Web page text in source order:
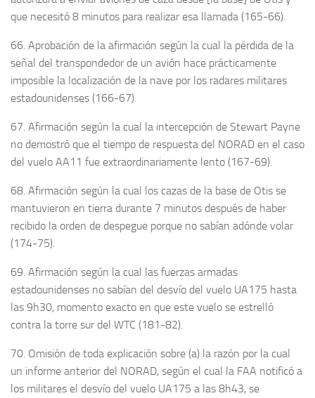
que necesitó 8 minutos para realizar esa llamada (165-66).
66. Aprobación de la afirmación según la cual la pérdida de la
señal del transpondedor de un avión hace prácticamente
imposible la localización de la nave por los radares militares
estadounidenses (166-67).
67. Afirmación según la cual la intercepción de Stewart Payne
no demostró que el tiempo de respuesta del NORAD en el caso
del vuelo AA11 fue extraordinariamente lento (167-69).
68. Afirmación según la cual los cazas de la base de Otis se
mantuvieron en tierra durante 7 minutos después de haber
recibido la orden de despegue porque no sabían adónde volar
(174-75).
69. Afirmación según la cual las fuerzas armadas
estadounidenses no sabían del desvío del vuelo UA175 hasta
las 9h30, momento exacto en que este vuelo se estrelló
contra la torre sur del WTC (181-82).
70. Omisión de toda explicación sobre (a) la razón por la cual
un informe anterior del NORAD, según el cual la FAA notificó a
los militares el desvío del vuelo UA175 a las 8h43, se